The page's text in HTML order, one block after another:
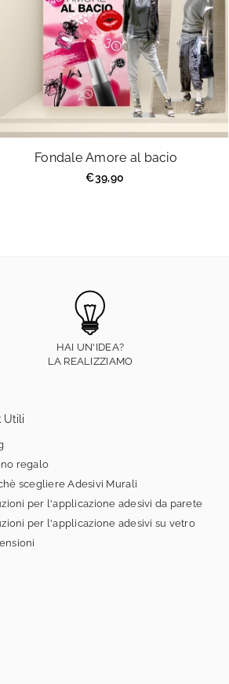
Fondale Amore al bacio
Prezzo
€39,90
HAI UN'IDEA?
LA REALIZZIAMO
Utili
regalo
scegliere Adesivi Murali
per l'applicazione adesivi da parete
per l'applicazione adesivi su vetro